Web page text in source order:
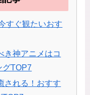
すぐ観たいおす
き神アニメはコ
グTOP7
される！おすす